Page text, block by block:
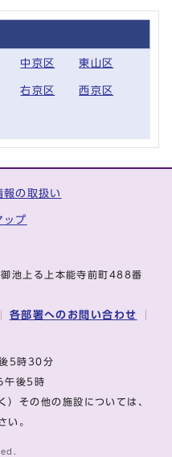
中京区 東山区
右京区 西京区
報の取扱い
ップ
池上る上本能寺前町488番
各部署へのお問い合わせ
後5時30分
午後5時
）その他の施設については、
い。